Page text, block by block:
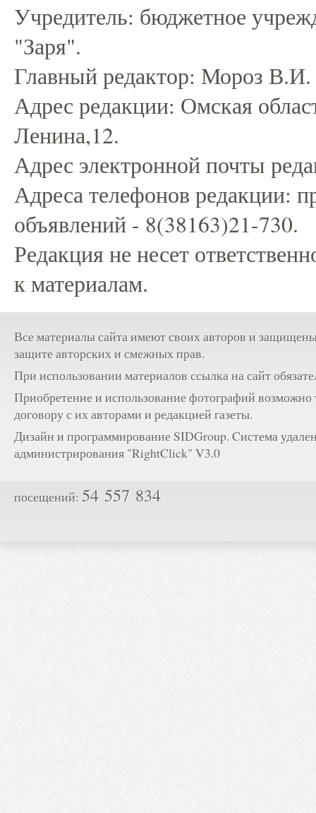
Учредитель: бюджетное
"Заря".
Главный редактор: Мороз В.И.
Адрес редакции: Омская
Ленина,12.
Адрес электронной почты
Адреса телефонов редакции:
объявлений - 8(38163)21-730.
Редакция не несет
к материалам.
Все материалы сайта имеют своих авторов и
защите авторских и смежных прав.
При использовании материалов ссылка на сайт
Приобретение и использование фотографий возможно
договору с их авторами и редакцией газеты.
Дизайн и программирование SIDGroup. Cистема
администрирования "RightClick" V3.0
посещений: 54 557 834